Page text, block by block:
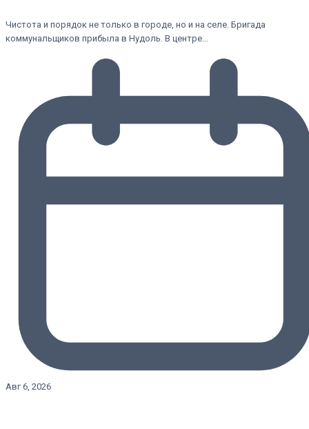
Чистота и порядок не только в городе, но и на селе. Бригада
коммунальщиков прибыла в Нудоль. В центре…
Авг 6, 2026